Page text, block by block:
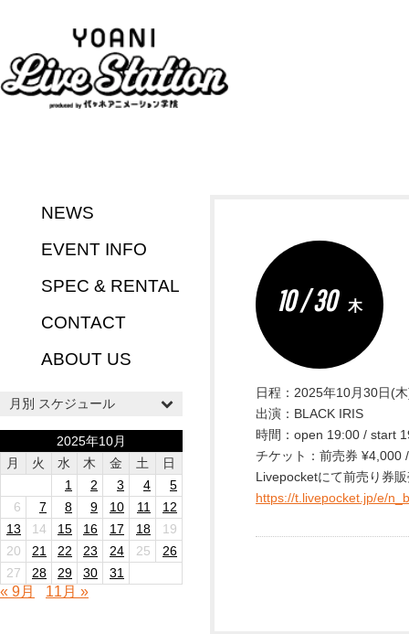
NEWS
EVENT INFO
SPEC & RENTAL
CONTACT
ABOUT US
月別 スケジュール
2025年10月
月
火 水 木 金 土
日
1
2 3 4
5
6
7 8 9 10 11
12
13
14 15 16 17 18
19
20
21 22 23 24 25
26
27
28 29 30 31
« 9月 11月 »
10 / 30 木
日程：2025年10月30日(
出演：BLACK IRIS
時間：open 19:00 / start
チケット：前売券 ¥4,000
Livepocketにて前売り券
https://t.livepocket.jp/e/